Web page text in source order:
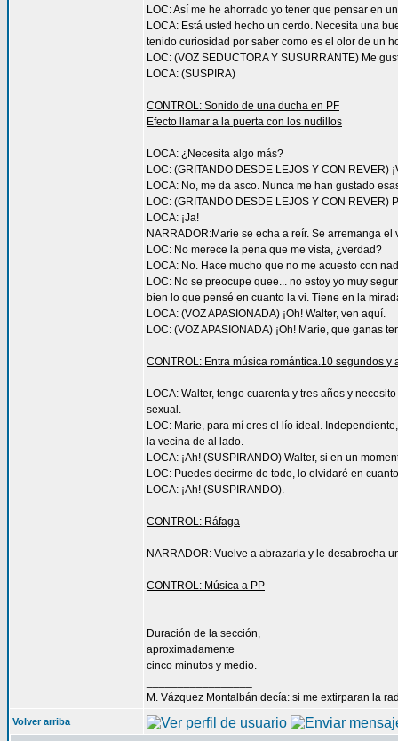
LOC: Así me he ahorrado yo tener que pensar en
LOCA: Está usted hecho un cerdo. Necesita una
tenido curiosidad por saber como es el olor de un
LOC: (VOZ SEDUCTORA Y SUSURRANTE) Me
LOCA: (SUSPIRA)
CONTROL: Sonido de una ducha en PF
Efecto llamar a la puerta con los nudillos
LOCA: ¿Necesita algo más?
LOC: (GRITANDO DESDE LEJOS Y CON REVER)
LOCA: No, me da asco. Nunca me han gustado
LOC: (GRITANDO DESDE LEJOS Y CON
LOCA: ¡Ja!
NARRADOR:Marie se echa a reír. Se arremanga
LOC: No merece la pena que me vista, ¿verdad?
LOCA: No. Hace mucho que no me acuesto con
LOC: No se preocupe quee... no estoy yo muy
bien lo que pensé en cuanto la vi. Tiene en la
LOCA: (VOZ APASIONADA) ¡Oh! Walter, ven aquí.
LOC: (VOZ APASIONADA) ¡Oh! Marie, que ganas
CONTROL: Entra música romántica.10 segundos y
LOCA: Walter, tengo cuarenta y tres años y
sexual.
LOC: Marie, para mí eres el lío ideal.
la vecina de al lado.
LOCA: ¡Ah! (SUSPIRANDO) Walter, si en un
LOC: Puedes decirme de todo, lo olvidaré en
LOCA: ¡Ah! (SUSPIRANDO).
CONTROL: Ráfaga
NARRADOR: Vuelve a abrazarla y le desabrocha
CONTROL: Música a PP
Duración de la sección,
aproximadamente
cinco minutos y medio.
M. Vázquez Montalbán decía: si me extirparan la
Volver arriba